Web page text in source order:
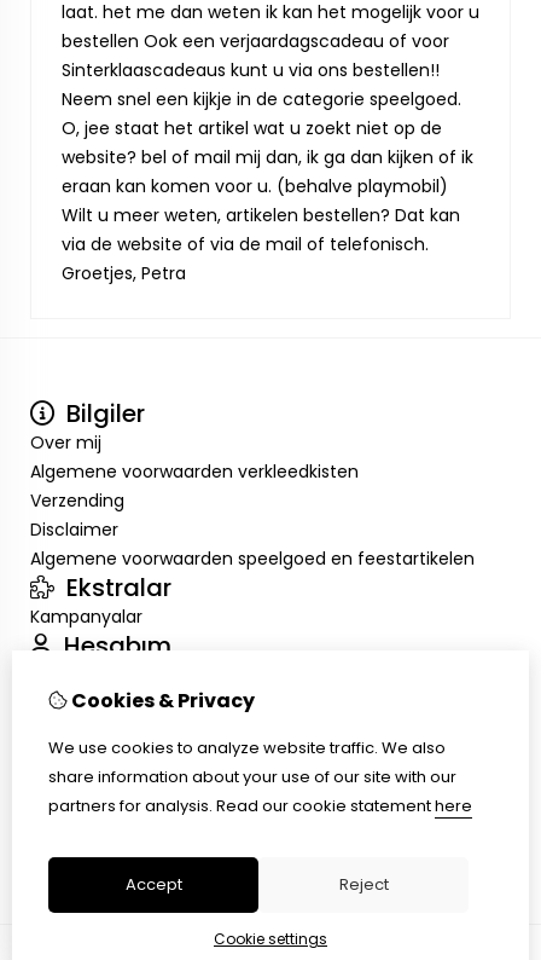
laat. het me dan weten ik kan het mogelijk voor u
bestellen Ook een verjaardagscadeau of voor
Sinterklaascadeaus kunt u via ons bestellen!!
Neem snel een kijkje in de categorie speelgoed.
O, jee staat het artikel wat u zoekt niet op de
website? bel of mail mij dan, ik ga dan kijken of ik
eraan kan komen voor u. (behalve playmobil)
Wilt u meer weten, artikelen bestellen? Dat kan
via de website of via de mail of telefonisch.
Groetjes, Petra
Bilgiler
Over mij
Algemene voorwaarden verkleedkisten
Verzending
Disclaimer
Algemene voorwaarden speelgoed en feestartikelen
Ekstralar
Kampanyalar
Hesabım
Sipariş Geçmişim
Müşteri Servisi
Ürün İadesi
Cookies & Privacy
We use cookies to analyze website traffic. We also
share information about your use of our site with our
partners for analysis. Read our cookie statementhere
Accept Reject
Cookie settings